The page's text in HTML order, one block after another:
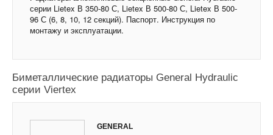
серии Lietex В 350-80 С, Lietex В 500-80 С, Lietex В 500-
96 С (6, 8, 10, 12 секций). Паспорт. Инструкция по
монтажу и эксплуатации.
Биметаллические радиаторы General Hydraulic
серии Viertex
GENERAL